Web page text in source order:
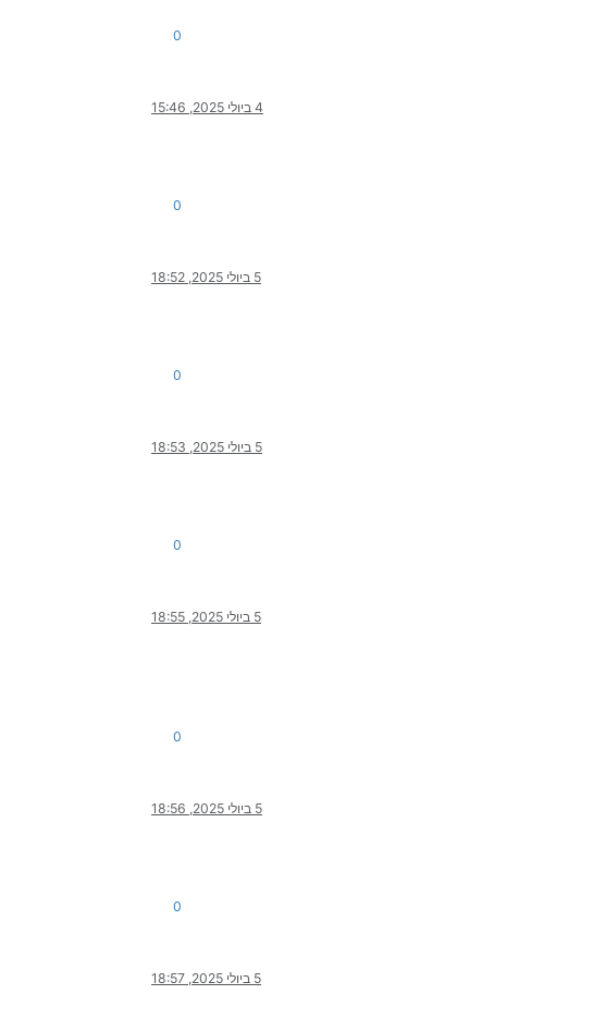
0
4 ביולי 2025, 15:46
0
5 ביולי 2025, 18:52
0
5 ביולי 2025, 18:53
0
5 ביולי 2025, 18:55
0
5 ביולי 2025, 18:56
0
5 ביולי 2025, 18:57